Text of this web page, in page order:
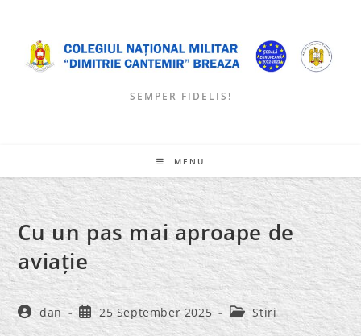
content
SEMPER FIDELIS!
MENU
Cu un pas mai aproape de
aviație
Post
author:
dan
Post
published:
25 September 2025
Post
category:
Stiri